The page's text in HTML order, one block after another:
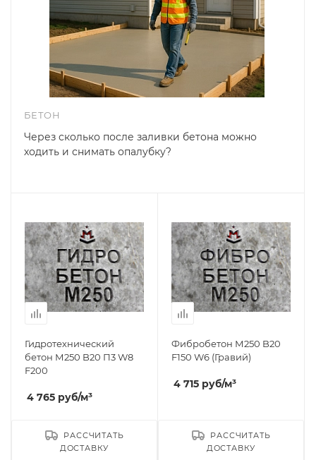
БЕТОН
Через сколько после заливки бетона можно
ходить и снимать опалубку?
Гидротехнический
бетон М250 B20 П3 W8
F200
4 765 руб/м³
РАССЧИТАТЬ
ДОСТАВКУ
Фибробетон М250 B20
F150 W6 (Гравий)
4 715 руб/м³
РАССЧИТАТЬ
ДОСТАВКУ